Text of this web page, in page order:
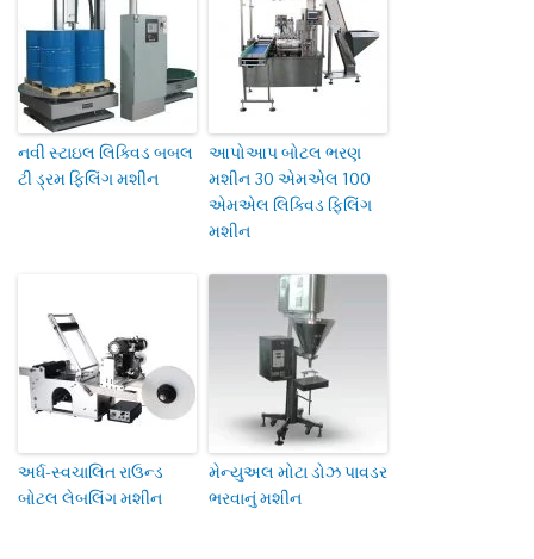
નવી સ્ટાઇલ લિક્વિડ બબલ
ટી ડ્રમ ફિલિંગ મશીન
આપોઆપ બોટલ ભરણ
મશીન 30 એમએલ 100
એમએલ લિક્વિડ ફિલિંગ
મશીન
અર્ધ-સ્વચાલિત રાઉન્ડ
બોટલ લેબલિંગ મશીન
મેન્યુઅલ મોટા ડોઝ પાવડર
ભરવાનું મશીન